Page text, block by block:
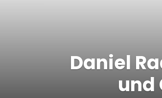
Daniel
und